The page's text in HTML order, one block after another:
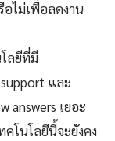
ไม่เพื่อลดงาน
ลยีที่มี
และ
answers เยอะ
คโนโลยีนี้จะยังคง